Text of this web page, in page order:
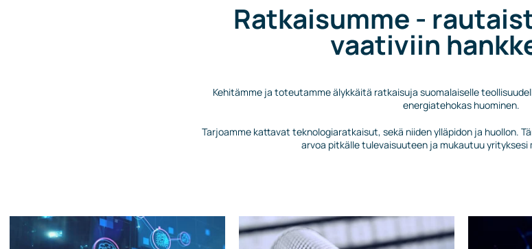
Ratkaisumme -
vaativiin
Kehitämme ja toteutamme älykkäitä ratkaisuja suomalaiselle
energiatehokas huominen.
Tarjoamme kattavat teknologiaratkaisut, sekä niiden ylläpidon ja huollon.
arvoa pitkälle tulevaisuuteen ja mukautuu yrityksesi